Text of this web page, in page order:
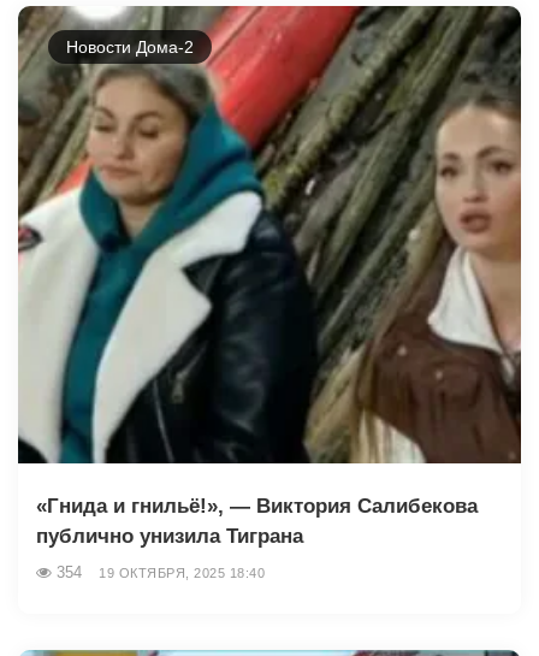
Новости Дома-2
«Гнида и гнильё!», — Виктория Салибекова
публично унизила Тиграна
354 19 ОКТЯБРЯ, 2025 18:40